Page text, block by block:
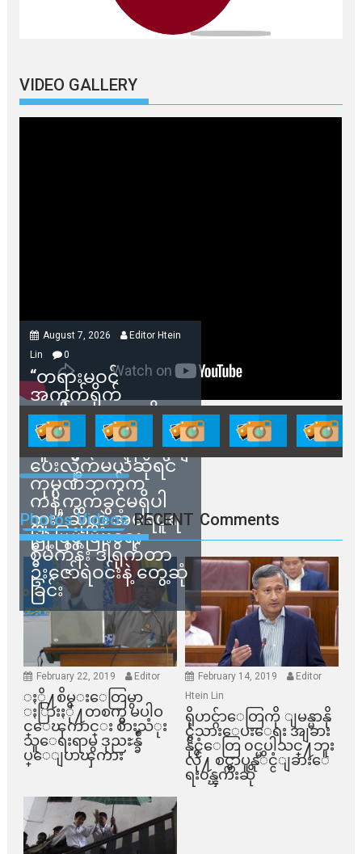
VIDEO GALLERY
August 7, 2026
Editor Htein
Lin
0
“တရားမဝင်
အကွက်ရိုက်
ရောင်းချမှုတွေကို
သက်ဆိုင်ရာတာဝန်ရှိ
သူတွေက ဂရန်တွေချ
ပေးလိုက်မယ်ဆိုရင်
ကုမ္ပဏီဘက်က
ကန့်ကွက်ခွင့်မရှိပါ
ဘူး” ဆိုတဲ့ အမရပူရ
မြို့ပြဖွံ့ဖြိုးရေး
စီမံကိန်း ဒါရိုက်တာ
ဦးဇော်ရဲဝင်းနဲ့ တွေ့ဆုံ
ခြင်း
Photos Videos RECENT Comments
February 22, 2019 Editor
ႏို႔စိမ္းေတြမွာ
ႏြားႏို႔တစက္မွ မပါဝ
င္ေၾကာင္း စားသံုး
သူေရးရာမွ ဒုညႊန္ခ်ဳ
ပ္ေျပာၾကား
February 14, 2019
Editor
Htein Lin
ရိုဟင္ဂ်ာေတြကို ျမန္မာနို
င္ငံသားေပးေရး အျခား
နိုင္ငံေတြ ၀င္မပါသင္႔ဘူး
လို႔ စင္ကာပူနုိင္ငံျခားေ
ရး၀န္ၾကီးဆို